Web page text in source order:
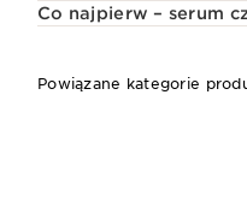
Co najpierw – serum
Powiązane kategorie